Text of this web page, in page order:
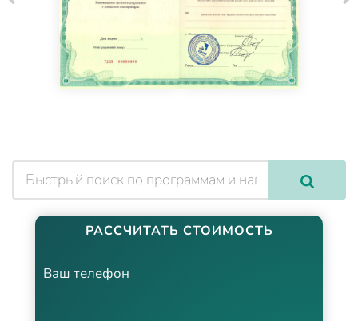
РАССЧИТАТЬ СТОИМОСТЬ
Ваш телефон